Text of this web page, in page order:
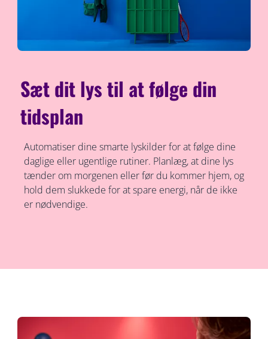
Sæt dit lys til at følge din
tidsplan
Automatiser dine smarte lyskilder for at følge dine
daglige eller ugentlige rutiner. Planlæg, at dine lys
tænder om morgenen eller før du kommer hjem, og
hold dem slukkede for at spare energi, når de ikke
er nødvendige.